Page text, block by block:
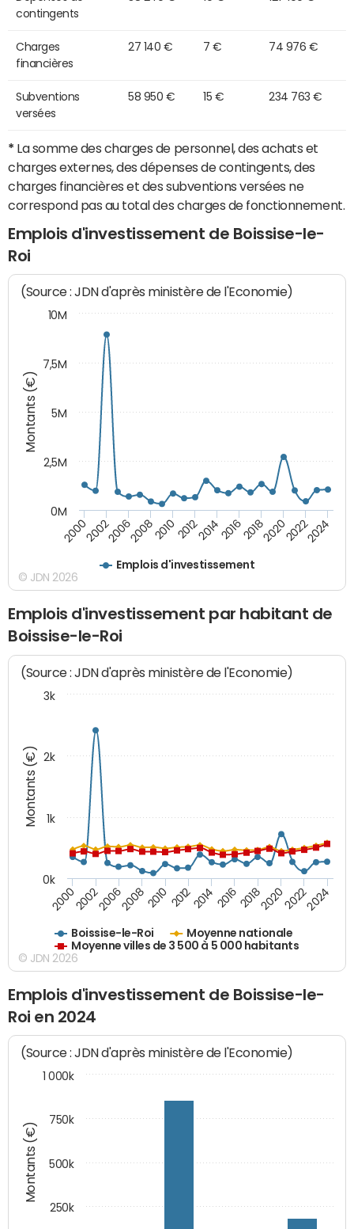
contingents
Charges
financières
27 140 € 7 € 74 976 €
Subventions
versées
58 950 € 15 € 234 763 €
* La somme des charges de personnel, des achats et
charges externes, des dépenses de contingents, des
charges financières et des subventions versées ne
correspond pas au total des charges de fonctionnement.
Emplois d'investissement de Boissise-le-
Roi
Montants (€)
(Source : JDN d'après ministère de l'Economie)
Emplois d'investissement
200020022006200820102012201420162018202020222024
0M
2,5M
5M
7,5M
10M
© JDN 2026
Emplois d'investissement par habitant de
Boissise-le-Roi
Montants (€)
(Source : JDN d'après ministère de l'Economie)
Boissise-le-Roi
Moyenne nationale
Moyenne villes de 3 500 à 5 000 habitants
20002002200620082010 2012201420162018202020222024
0k
1k
2k
3k
© JDN 2026
Emplois d'investissement de Boissise-le-
Roi en 2024
Montants (€)
(Source : JDN d'après ministère de l'Economie)
1 000k
250k
500k
750k